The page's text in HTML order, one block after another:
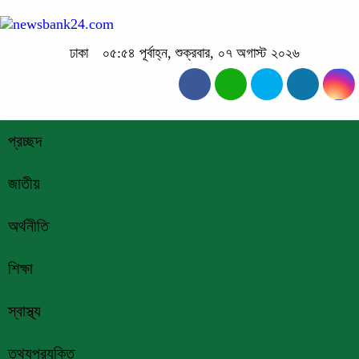
ঢাকা ০৫:৫৪ পূর্বাহ্ন, শুক্রবার, ০৭ অগাস্ট ২০২৬
প্রচ্ছদ
জাতীয়
অর্থনীতি
শিক্ষা
স্বাস্থ্য
তথ্যপ্রযুক্তি